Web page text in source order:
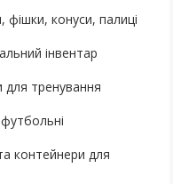
фішки, конуси, палиці
інвентар
для тренування
контейнери для